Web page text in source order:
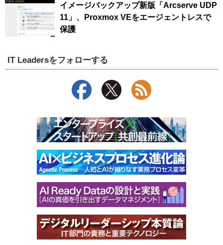
イメージバックアップ新版「Arcserve UDP
11」、Proxmox VEをエージェントレスで
保護
IT Leadersをフォローする